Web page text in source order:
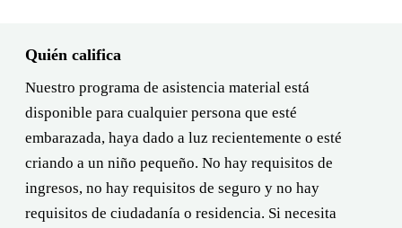
Quién califica
Nuestro programa de asistencia material está
disponible para cualquier persona que esté
embarazada, haya dado a luz recientemente o esté
criando a un niño pequeño. No hay requisitos de
ingresos, no hay requisitos de seguro y no hay
requisitos de ciudadanía o residencia. Si necesita